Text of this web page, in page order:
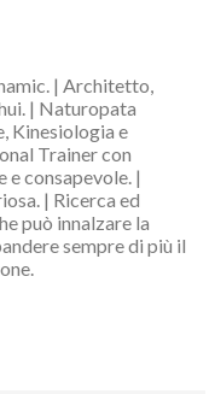
| Architetto,
| Naturopata
Kinesiologia e
Trainer con
e consapevole. |
| Ricerca ed
può innalzare la
sempre di più il